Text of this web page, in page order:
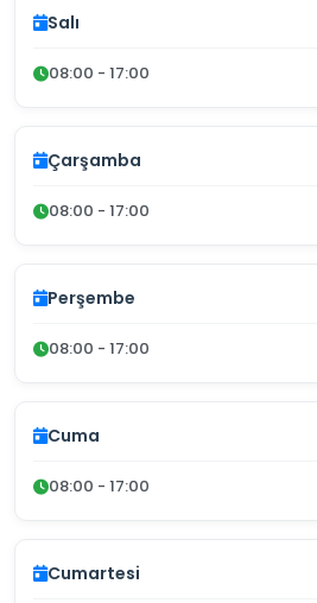
Salı
08:00 - 17:00
Çarşamba
08:00 - 17:00
Perşembe
08:00 - 17:00
Cuma
08:00 - 17:00
Cumartesi